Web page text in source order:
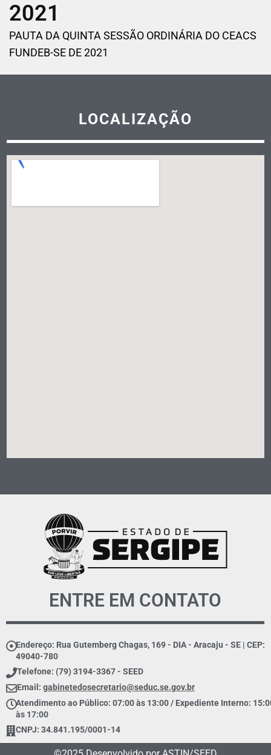
2021
PAUTA DA QUINTA SESSÃO ORDINÁRIA DO CEACS
FUNDEB-SE DE 2021
LOCALIZAÇÃO
ENTRE EM CONTATO
Endereço: Rua Gutemberg Chagas, 169 - DIA - Aracaju - SE | CEP:
49040-780
Telefone: (79) 3194-3367 - SEED
Email: gabinetedosecretario@seduc.se.gov.br
Atendimento ao Público: 07:00 às 13:00 / Expediente Interno:
às 17:00
CNPJ: 34.841.195/0001-14